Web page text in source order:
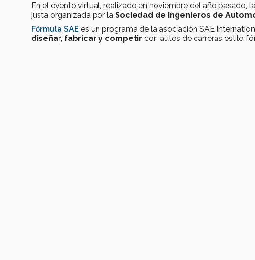
En el evento virtual, realizado en noviembre del año pasado,
justa organizada por la Sociedad de Ingenieros de
Fórmula SAE es un programa de la asociación SAE
diseñar, fabricar y competir con autos de carreras estilo